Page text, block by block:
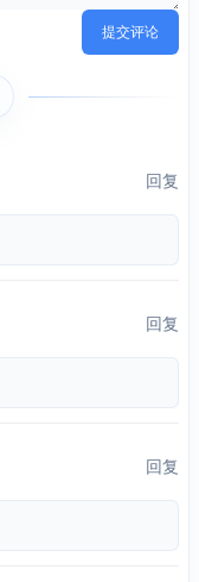
提交评论
回复
回复
回复